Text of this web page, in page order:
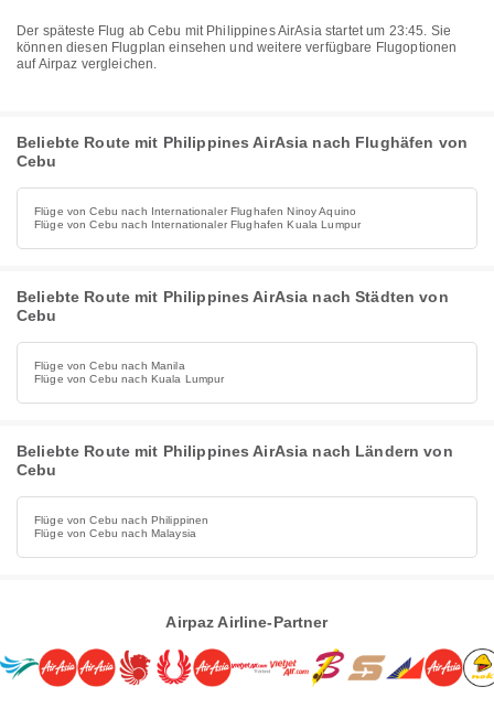
Der späteste Flug ab Cebu mit Philippines AirAsia startet um 23:45. Sie
können diesen Flugplan einsehen und weitere verfügbare Flugoptionen
auf Airpaz vergleichen.
Beliebte Route mit Philippines AirAsia nach Flughäfen von
Cebu
Flüge von Cebu nach Internationaler Flughafen Ninoy Aquino
Flüge von Cebu nach Internationaler Flughafen Kuala Lumpur
Beliebte Route mit Philippines AirAsia nach Städten von
Cebu
Flüge von Cebu nach Manila
Flüge von Cebu nach Kuala Lumpur
Beliebte Route mit Philippines AirAsia nach Ländern von
Cebu
Flüge von Cebu nach Philippinen
Flüge von Cebu nach Malaysia
Airpaz Airline-Partner